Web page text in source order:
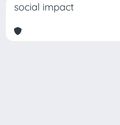
social impact